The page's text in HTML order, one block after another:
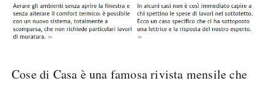
Cose di Casa è una famosa rivista mensile che